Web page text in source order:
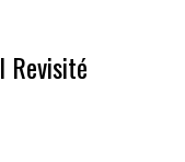
Revisité